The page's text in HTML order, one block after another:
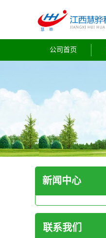
公司首页
新闻中心
联系我们